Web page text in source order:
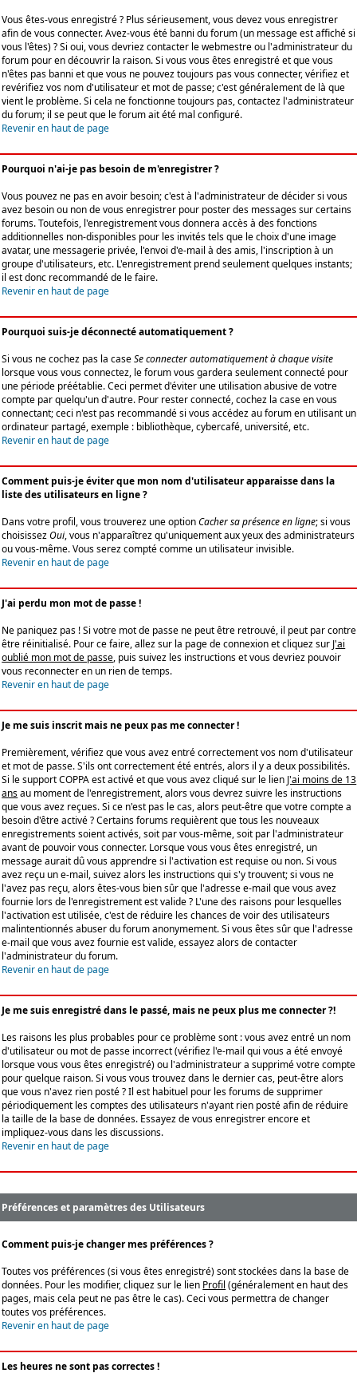
Vous êtes-vous enregistré ? Plus sérieusement, vous devez vous enregistrer
afin de vous connecter. Avez-vous été banni du forum (un message est affiché si
vous l'êtes) ? Si oui, vous devriez contacter le webmestre ou l'administrateur du
forum pour en découvrir la raison. Si vous vous êtes enregistré et que vous
n'êtes pas banni et que vous ne pouvez toujours pas vous connecter, vérifiez et
revérifiez vos nom d'utilisateur et mot de passe; c'est généralement de là que
vient le problème. Si cela ne fonctionne toujours pas, contactez l'administrateur
du forum; il se peut que le forum ait été mal configuré.
Revenir en haut de page
Pourquoi n'ai-je pas besoin de m'enregistrer ?
Vous pouvez ne pas en avoir besoin; c'est à l'administrateur de décider si vous
avez besoin ou non de vous enregistrer pour poster des messages sur certains
forums. Toutefois, l'enregistrement vous donnera accès à des fonctions
additionnelles non-disponibles pour les invités tels que le choix d'une image
avatar, une messagerie privée, l'envoi d'e-mail à des amis, l'inscription à un
groupe d'utilisateurs, etc. L'enregistrement prend seulement quelques instants;
il est donc recommandé de le faire.
Revenir en haut de page
Pourquoi suis-je déconnecté automatiquement ?
Si vous ne cochez pas la caseSe connecter automatiquement à chaque visite
lorsque vous vous connectez, le forum vous gardera seulement connecté pour
une période préétablie. Ceci permet d'éviter une utilisation abusive de votre
compte par quelqu'un d'autre. Pour rester connecté, cochez la case en vous
connectant; ceci n'est pas recommandé si vous accédez au forum en utilisant un
ordinateur partagé, exemple : bibliothèque, cybercafé, université, etc.
Revenir en haut de page
Comment puis-je éviter que mon nom d'utilisateur apparaisse dans la
liste des utilisateurs en ligne ?
Dans votre profil, vous trouverez une optionCacher sa présence en ligne; si vous
choisissezOui, vous n'apparaîtrez qu'uniquement aux yeux des administrateurs
ou vous-même. Vous serez compté comme un utilisateur invisible.
Revenir en haut de page
J'ai perdu mon mot de passe !
Ne paniquez pas ! Si votre mot de passe ne peut être retrouvé, il peut par contre
être réinitialisé. Pour ce faire, allez sur la page de connexion et cliquez sur J'ai
oublié mon mot de passe, puis suivez les instructions et vous devriez pouvoir
vous reconnecter en un rien de temps.
Revenir en haut de page
Je me suis inscrit mais ne peux pas me connecter !
Premièrement, vérifiez que vous avez entré correctement vos nom d'utilisateur
et mot de passe. S'ils ont correctement été entrés, alors il y a deux possibilités.
Si le support COPPA est activé et que vous avez cliqué sur le lien J'ai moins de 13
ansau moment de l'enregistrement, alors vous devrez suivre les instructions
que vous avez reçues. Si ce n'est pas le cas, alors peut-être que votre compte a
besoin d'être activé ? Certains forums requièrent que tous les nouveaux
enregistrements soient activés, soit par vous-même, soit par l'administrateur
avant de pouvoir vous connecter. Lorsque vous vous êtes enregistré, un
message aurait dû vous apprendre si l'activation est requise ou non. Si vous
avez reçu un e-mail, suivez alors les instructions qui s'y trouvent; si vous ne
l'avez pas reçu, alors êtes-vous bien sûr que l'adresse e-mail que vous avez
fournie lors de l'enregistrement est valide ? L'une des raisons pour lesquelles
l'activation est utilisée, c'est de réduire les chances de voir des utilisateurs
malintentionnés abuser du forum anonymement. Si vous êtes sûr que l'adresse
e-mail que vous avez fournie est valide, essayez alors de contacter
l'administrateur du forum.
Revenir en haut de page
Je me suis enregistré dans le passé, mais ne peux plus me connecter ?!
Les raisons les plus probables pour ce problème sont : vous avez entré un nom
d'utilisateur ou mot de passe incorrect (vérifiez l'e-mail qui vous a été envoyé
lorsque vous vous êtes enregistré) ou l'administrateur a supprimé votre compte
pour quelque raison. Si vous vous trouvez dans le dernier cas, peut-être alors
que vous n'avez rien posté ? Il est habituel pour les forums de supprimer
périodiquement les comptes des utilisateurs n'ayant rien posté afin de réduire
la taille de la base de données. Essayez de vous enregistrer encore et
impliquez-vous dans les discussions.
Revenir en haut de page
Préférences et paramètres des Utilisateurs
Comment puis-je changer mes préférences ?
Toutes vos préférences (si vous êtes enregistré) sont stockées dans la base de
données. Pour les modifier, cliquez sur le lien Profil (généralement en haut des
pages, mais cela peut ne pas être le cas). Ceci vous permettra de changer
toutes vos préférences.
Revenir en haut de page
Les heures ne sont pas correctes !